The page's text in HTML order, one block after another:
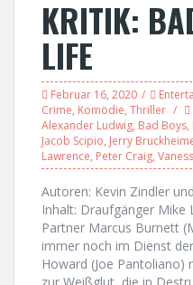
KRITIK:
LIFE
Februar 16, 2020
Crime, Komödie, Thriller
Alexander Ludwig, Bad Boys,
Jacob Scipio, Jerry
Lawrence, Peter Craig,
Autoren: Kevin Zindler
Inhalt: Draufgänger Mike
Partner Marcus Burnett
immer noch im Dienst
Howard (Joe